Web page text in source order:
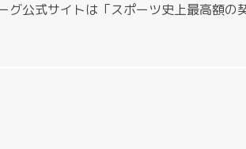
グ公式サイトは「スポーツ史上最高額の